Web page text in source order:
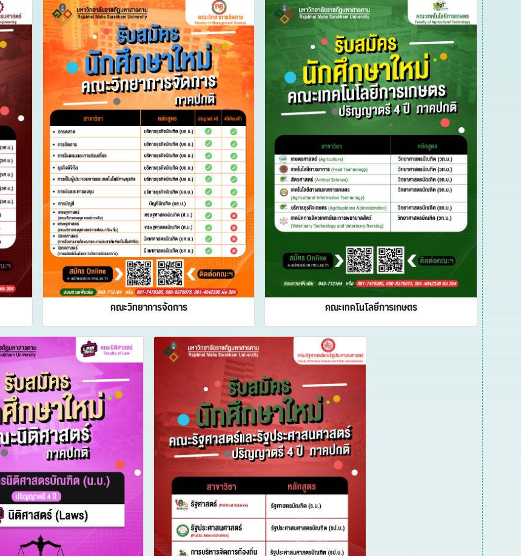
คณะวิทยาการจัดการ คณะเทคโนโลยีการเกษตร